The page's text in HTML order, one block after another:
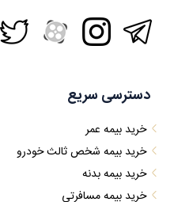
دسترسی سریع
خرید بیمه عمر
خرید بیمه شخص ثالث خودرو
خرید بیمه بدنه
خرید بیمه مسافرتی